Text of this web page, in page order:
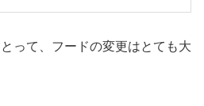
って、フードの変更はとても大